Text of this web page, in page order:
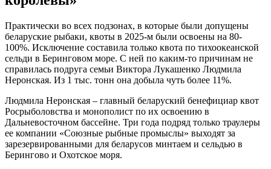
Практически во всех подзонах, в которые были допущены
беларуские рыбаки, квоты в 2025-м были освоены на 80-
100%. Исключение составила только квота по тихоокеанской
сельди в Беринговом море. С ней по каким-то причинам не
справилась подруга семьи Виктора Лукашенко Людмила
Неронская. Из 1 тыс. тонн она добыла чуть более 11%.
Людмила Неронская – главный беларуский бенефициар квот
Росрыболовства и монополист по их освоению в
Дальневосточном бассейне. Три года подряд только траулеры
ее компании «Союзные рыбные промыслы» выходят за
зарезервированными для беларусов минтаем и сельдью в
Берингово и Охотское моря.